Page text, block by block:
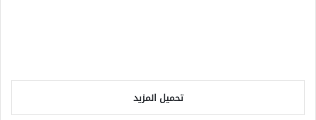
تحميل المزيد